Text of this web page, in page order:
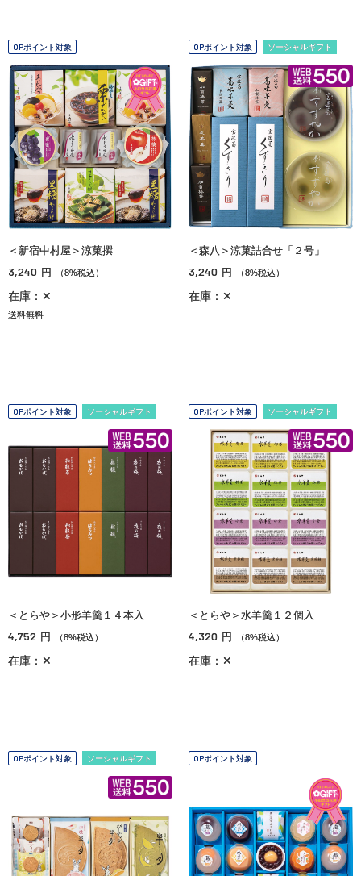
OPポイント対象
＜新宿中村屋＞涼菓撰
3,240 円 （8%税込）
在庫：✕
送料無料
OPポイント対象 ソーシャルギフト
＜森八＞涼菓詰合せ「２号」
3,240 円 （8%税込）
在庫：✕
OPポイント対象 ソーシャルギフト
＜とらや＞小形羊羹１４本入
4,752 円 （8%税込）
在庫：✕
OPポイント対象 ソーシャルギフト
＜とらや＞水羊羹１２個入
4,320 円 （8%税込）
在庫：✕
OPポイント対象 ソーシャルギフト OPポイント対象